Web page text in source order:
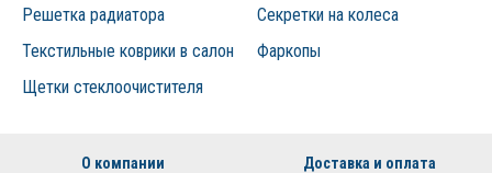
Решетка радиатора
Секретки на колеса
Текстильные коврики в салон
Фаркопы
Щетки стеклоочистителя
О компании Доставка и оплата